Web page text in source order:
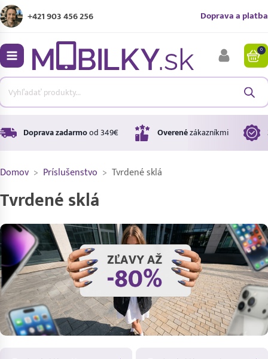
+421 903 456 256 Doprava a platba
0
Doprava zadarmood 349€ Overenézákazníkmi
Domov > Príslušenstvo > Tvrdené sklá
Tvrdené sklá